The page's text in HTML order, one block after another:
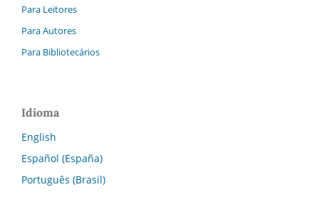
Para Leitores
Para Autores
Para Bibliotecários
Idioma
English
Español (España)
Português (Brasil)